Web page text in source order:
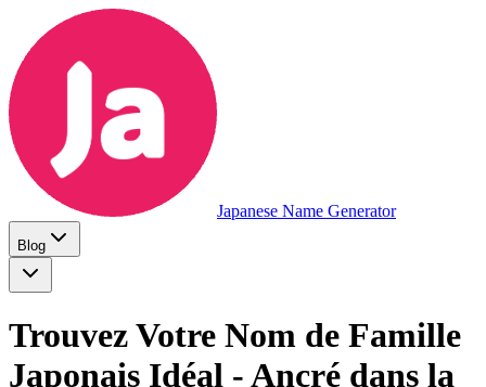
Japanese Name Generator
Blog
Trouvez Votre Nom de Famille
Japonais Idéal - Ancré dans la